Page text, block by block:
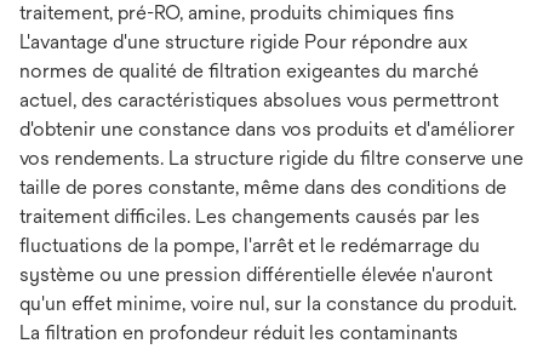
traitement, pré-RO, amine, produits chimiques fins
L'avantage d'une structure rigide Pour répondre aux
normes de qualité de filtration exigeantes du marché
actuel, des caractéristiques absolues vous permettront
d'obtenir une constance dans vos produits et d'améliorer
vos rendements. La structure rigide du filtre conserve une
taille de pores constante, même dans des conditions de
traitement difficiles. Les changements causés par les
fluctuations de la pompe, l'arrêt et le redémarrage du
système ou une pression différentielle élevée n'auront
qu'un effet minime, voire nul, sur la constance du produit.
La filtration en profondeur réduit les contaminants